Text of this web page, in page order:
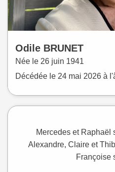
Odile BRUNET
Née le 26 juin 1941
Décédée le 24 mai 2026 à
Mercedes et Raphaël
Alexandre, Claire et
Françoise